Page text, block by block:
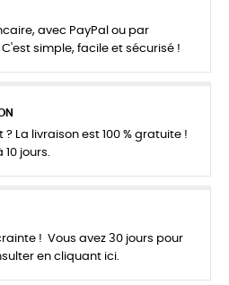
avec PayPal ou par
simple, facile et sécurisé !
La livraison est 100 % gratuite !
10 jours.
! Vous avez 30 jours pour
en cliquant ici.